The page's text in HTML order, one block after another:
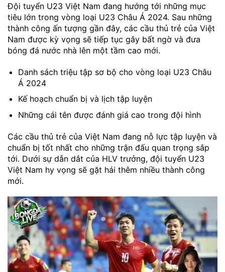
Đội tuyển U23 Việt Nam đang hướng tới những mục
tiêu lớn trong vòng loại U23 Châu Á 2024. Sau những
thành công ấn tượng gần đây, các cầu thủ trẻ của Việt
Nam được kỳ vọng sẽ tiếp tục gây bất ngờ và đưa
bóng đá nước nhà lên một tầm cao mới.
Danh sách triệu tập sơ bộ cho vòng loại U23 Châu
Á 2024
Kế hoạch chuẩn bị và lịch tập luyện
Những cái tên được đánh giá cao trong đội hình
Các cầu thủ trẻ của Việt Nam đang nỗ lực tập luyện và
chuẩn bị tốt nhất cho những trận đấu quan trọng sắp
tới. Dưới sự dẫn dắt của HLV trưởng, đội tuyển U23
Việt Nam hy vọng sẽ gặt hái thêm nhiều thành công
mới.